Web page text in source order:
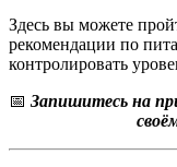
Здесь вы можете
рекомендации по
контролировать
📅 Запишитесь на